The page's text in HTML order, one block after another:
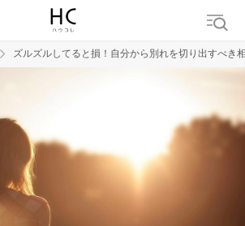
エッチ 長続き
ズルズルしてると損！自分から別れを切り出すべき